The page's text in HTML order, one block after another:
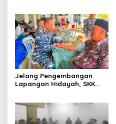
Jelang Pengembangan
Lapangan Hidayah, SKK
Nelayan Sampang